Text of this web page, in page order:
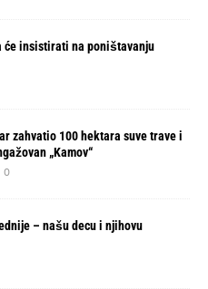
će insistirati na poništavanju
zahvatio 100 hektara suve trave i
„Kamov“
0
– našu decu i njihovu